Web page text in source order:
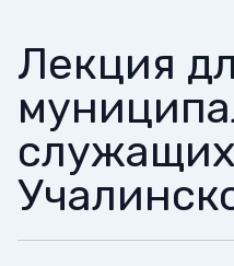
Лекция
служащих